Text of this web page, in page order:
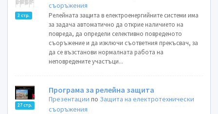
2 стр.
съоръжения
Релейната защита в електроенергийните системи има
за задача автоматично да открие наличието на
повреда, да определи селективно повреденото
съоръжение и да изключи съответния прекъсвач, за
да се възстанови нормалната работа на
неповредените участъци...
27 стр.
Програма за релейна защита
Презентации по Защита на електротехнически
съоръжения